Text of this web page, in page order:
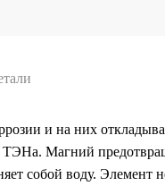
и на них
Магний
собой воду. Элемент